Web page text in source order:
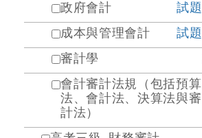
政府會計
試題
成本與管理會計
試題
審計學
會計審計法規（包括預算
法、會計法、決算法與審
計法）